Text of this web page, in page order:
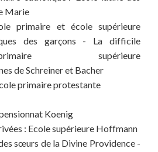
Marie
et école supérieure
des garçons - La difficile
primaire supérieure
de Schreiner et Bacher
primaire protestante
Koenig
: Ecole supérieure Hoffmann
sœurs de la Divine Providence -